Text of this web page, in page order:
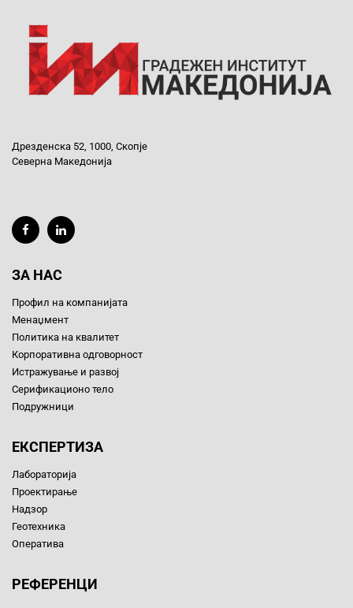
Дрезденска 52, 1000, Скопје
Северна Македонија
ЗА НАС
Профил на компанијата
Менаџмент
Политика на квалитет
Корпоративна одговорност
Истражување и развој
Серификационо тело
Подружници
ЕКСПЕРТИЗА
Лабораторија
Проектирање
Надзор
Геотехника
Оператива
РЕФЕРЕНЦИ